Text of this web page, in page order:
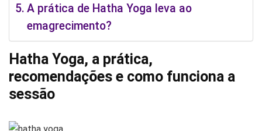
A prática de Hatha Yoga leva ao
emagrecimento?
Hatha Yoga, a prática,
recomendações e como funciona a
sessão